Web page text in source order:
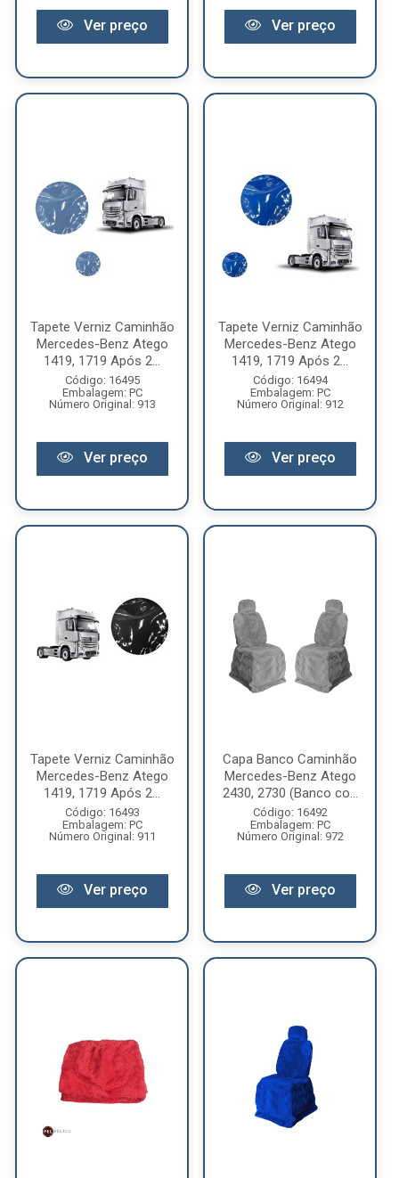
Ver preço Ver preço
Tapete Verniz Caminhão
Mercedes-Benz Atego
1419, 1719 Após 2...
Código: 16495
Embalagem: PC
Número Original: 913
Ver preço
Tapete Verniz Caminhão
Mercedes-Benz Atego
1419, 1719 Após 2...
Código: 16494
Embalagem: PC
Número Original: 912
Ver preço
Tapete Verniz Caminhão
Mercedes-Benz Atego
1419, 1719 Após 2...
Código: 16493
Embalagem: PC
Número Original: 911
Ver preço
Capa Banco Caminhão
Mercedes-Benz Atego
2430, 2730 (Banco co...
Código: 16492
Embalagem: PC
Número Original: 972
Ver preço